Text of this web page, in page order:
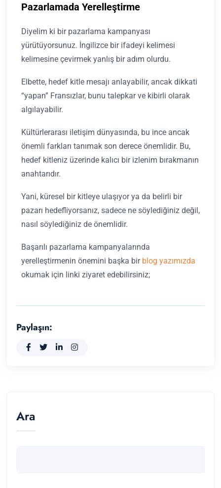
Pazarlamada Yerelleştirme
Diyelim ki bir pazarlama kampanyası
yürütüyorsunuz. İngilizce bir ifadeyi kelimesi
kelimesine çevirmek yanlış bir adım olurdu.
Elbette, hedef kitle mesajı anlayabilir, ancak dikkati
“yapan” Fransızlar, bunu talepkar ve kibirli olarak
algılayabilir.
Kültürlerarası iletişim dünyasında, bu ince ancak
önemli farkları tanımak son derece önemlidir. Bu,
hedef kitleniz üzerinde kalıcı bir izlenim bırakmanın
anahtarıdır.
Yani, küresel bir kitleye ulaşıyor ya da belirli bir
pazarı hedefliyorsanız, sadece ne söylediğiniz değil,
nasıl söylediğiniz de önemlidir.
Başarılı pazarlama kampanyalarında
yerelleştirmenin önemini başka bir blog yazımızda
okumak için linki ziyaret edebilirsiniz;
Paylaşın:
Ara